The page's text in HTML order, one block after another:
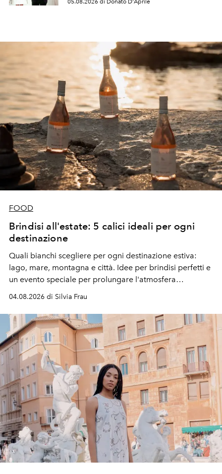
FOOD
Brindisi all'estate: 5 calici ideali per ogni
destinazione
Quali bianchi scegliere per ogni destinazione estiva:
lago, mare, montagna e città. Idee per brindisi perfetti e
un evento speciale per prolungare l'atmosfera
04.08.2026 di Silvia Frau